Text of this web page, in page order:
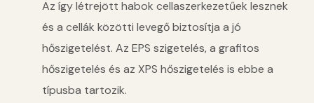
Az így létrejött habok cellaszerkezetűek lesznek
és a cellák közötti levegő biztosítja a jó
hőszigetelést. Az EPS szigetelés, a grafitos
hőszigetelés és az XPS hőszigetelés is ebbe a
típusba tartozik.